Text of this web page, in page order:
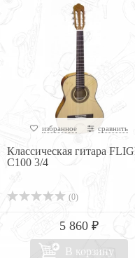
избранное сравнить
Классическая гитара
C100 3/4
(0)
5 860 ₽
В корзину